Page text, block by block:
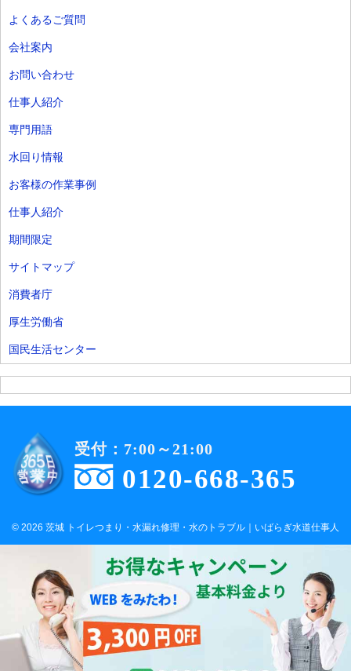
よくあるご質問
会社案内
お問い合わせ
仕事人紹介
専門用語
水回り情報
お客様の作業事例
仕事人紹介
期間限定
サイトマップ
消費者庁
厚生労働省
国民生活センター
0120-668-365
受付：7:00～21:00
© 2026 茨城 トイレつまり・水漏れ修理・水のトラブル｜いばらぎ水道仕事人